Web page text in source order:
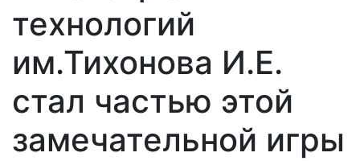
технологий
им.Тихонова И.Е.
стал частью этой
замечательной игры